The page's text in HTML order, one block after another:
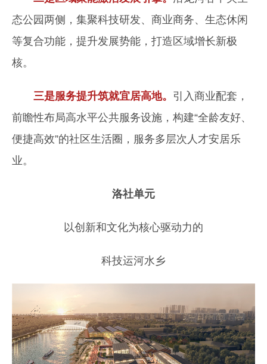
态公园两侧，集聚科技研发、商业商务、生态休闲
等复合功能，提升发展势能，打造区域增长新极
核。
三是服务提升筑就宜居高地。 引入商业配套，
前瞻性布局高水平公共服务设施，构建“全龄友好、
便捷高效”的社区生活圈，服务多层次人才安居乐
业。
洛社单元
以创新和文化为核心驱动力的
科技运河水乡